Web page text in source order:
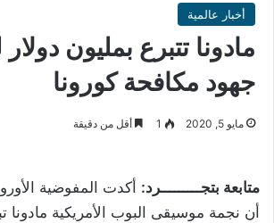
أخبار عالمية
مادونا تتبرع بمليون
جهود مكافحة كورونا
مايو 5, 2020 1 أقل من دقيقة
متابعة بتجـــــــــرد: أكدت المفوضية
أن نجمة موسيقى البوب الأمريكية مادونا